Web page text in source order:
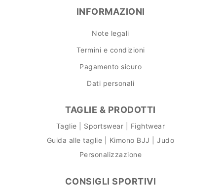
INFORMAZIONI
Note legali
Termini e condizioni
Pagamento sicuro
Dati personali
TAGLIE & PRODOTTI
Taglie | Sportswear | Fightwear
Guida alle taglie | Kimono BJJ | Judo
Personalizzazione
CONSIGLI SPORTIVI